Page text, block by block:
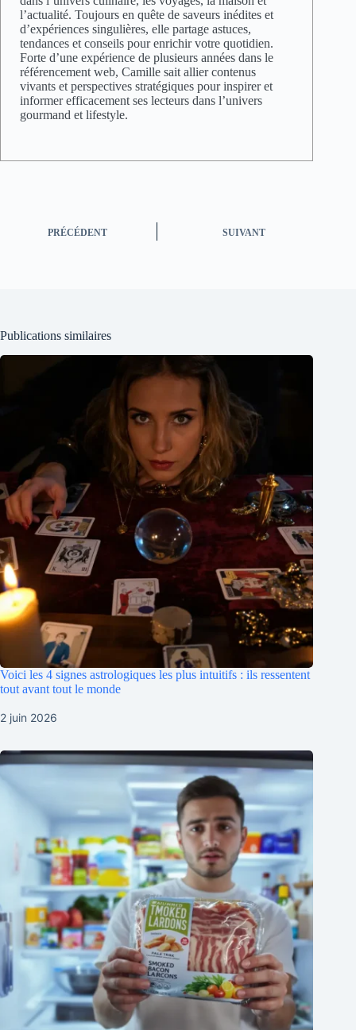
l’actualité. Toujours en quête de saveurs inédites et
d’expériences singulières, elle partage astuces,
tendances et conseils pour enrichir votre quotidien.
Forte d’une expérience de plusieurs années dans le
référencement web, Camille sait allier contenus
vivants et perspectives stratégiques pour inspirer et
informer efficacement ses lecteurs dans l’univers
gourmand et lifestyle.
PRÉCÉDENT SUIVANT
Publications similaires
Voici les 4 signes astrologiques les plus intuitifs : ils ressentent
tout avant tout le monde
2 juin 2026